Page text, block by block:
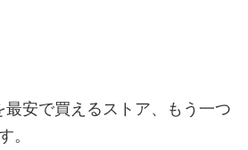
安で買えるストア、もう一つ
。